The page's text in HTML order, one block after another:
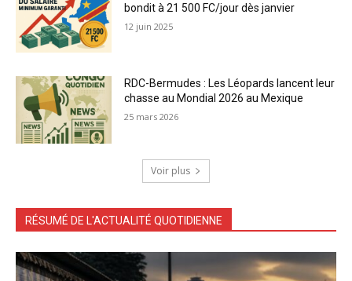
bondit à 21 500 FC/jour dès janvier
12 juin 2025
RDC-Bermudes : Les Léopards lancent leur
chasse au Mondial 2026 au Mexique
25 mars 2026
Voir plus
RÉSUMÉ DE L'ACTUALITÉ QUOTIDIENNE